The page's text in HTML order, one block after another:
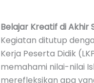
Belajar Kreatif di Akhir
Kegiatan ditutup
Kerja Peserta Didik
memahami nilai-nilai
merefleksikan apa